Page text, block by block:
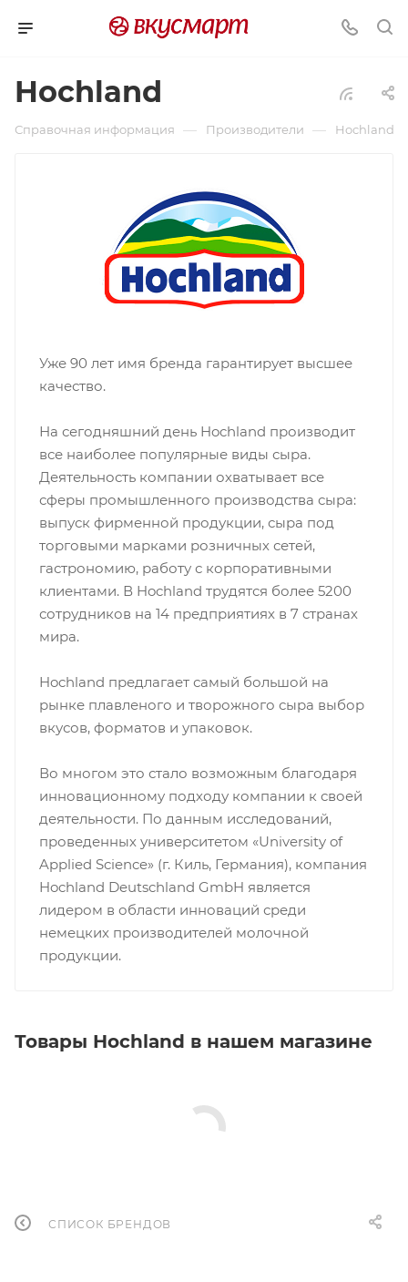
Hochland
Справочная информация — Производители — Hochland
Уже 90 лет имя бренда гарантирует высшее
качество.
На сегодняшний день Hochland производит
все наиболее популярные виды сыра.
Деятельность компании охватывает все
сферы промышленного производства сыра:
выпуск фирменной продукции, сыра под
торговыми марками розничных сетей,
гастрономию, работу с корпоративными
клиентами. В Hochland трудятся более 5200
сотрудников на 14 предприятиях в 7 странах
мира.
Hochland предлагает самый большой на
рынке плавленого и творожного сыра выбор
вкусов, форматов и упаковок.
Во многом это стало возможным благодаря
инновационному подходу компании к своей
деятельности. По данным исследований,
проведенных университетом «University of
Applied Science» (г. Киль, Германия), компания
Hochland Deutschland GmbH является
лидером в области инноваций среди
немецких производителей молочной
продукции.
Товары Hochland в нашем магазине
СПИСОК БРЕНДОВ